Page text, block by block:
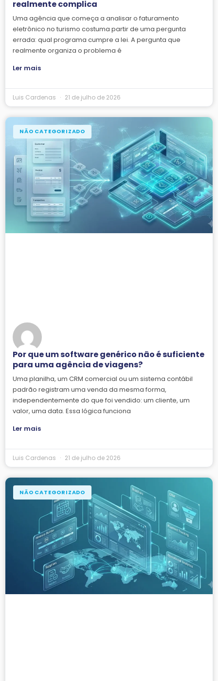
realmente complica
Uma agência que começa a analisar o faturamento
eletrônico no turismo costuma partir de uma pergunta
errada: qual programa cumpre a lei. A pergunta que
realmente organiza o problema é
Ler mais
Luis Cardenas 21 de julho de 2026
NÃO CATEGORIZADO
Por que um software genérico não é suficiente
para uma agência de viagens?
Uma planilha, um CRM comercial ou um sistema contábil
padrão registram uma venda da mesma forma,
independentemente do que foi vendido: um cliente, um
valor, uma data. Essa lógica funciona
Ler mais
Luis Cardenas 21 de julho de 2026
NÃO CATEGORIZADO